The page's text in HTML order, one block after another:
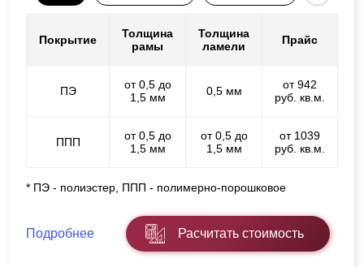
Покрытие
Толщина
рамы
Толщина
ламели
Прайс
ПЭ
от 0,5 до
1,5 мм
0,5 мм
от 942
руб. кв.м.
ППП
от 0,5 до
1,5 мм
от 0,5 до
1,5 мм
от 1039
руб. кв.м.
* ПЭ - полиэстер, ППП - полимерно-порошковое
Подробнее Расчитать стоимость